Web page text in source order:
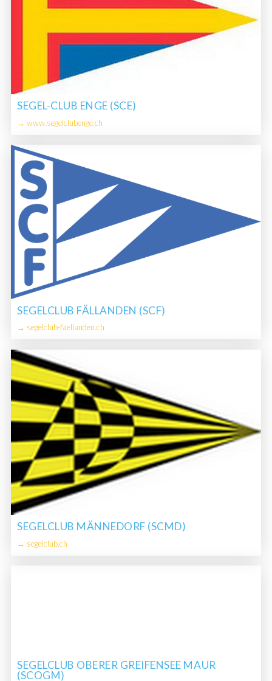
SEGEL-CLUB ENGE (SCE)
→ www.segelclubenge.ch
SEGELCLUB FÄLLANDEN (SCF)
→ segelclub-faellanden.ch
SEGELCLUB MÄNNEDORF (SCMD)
→ segelclub.ch
SEGELCLUB OBERER GREIFENSEE MAUR
(SCOGM)